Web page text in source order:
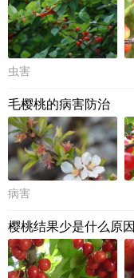
虫害
毛樱桃的病害防治
病害
樱桃结果少是什么原因